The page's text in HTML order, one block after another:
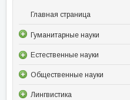
Главная страница
Гуманитарные науки
Естественные науки
Общественные науки
Лингвистика